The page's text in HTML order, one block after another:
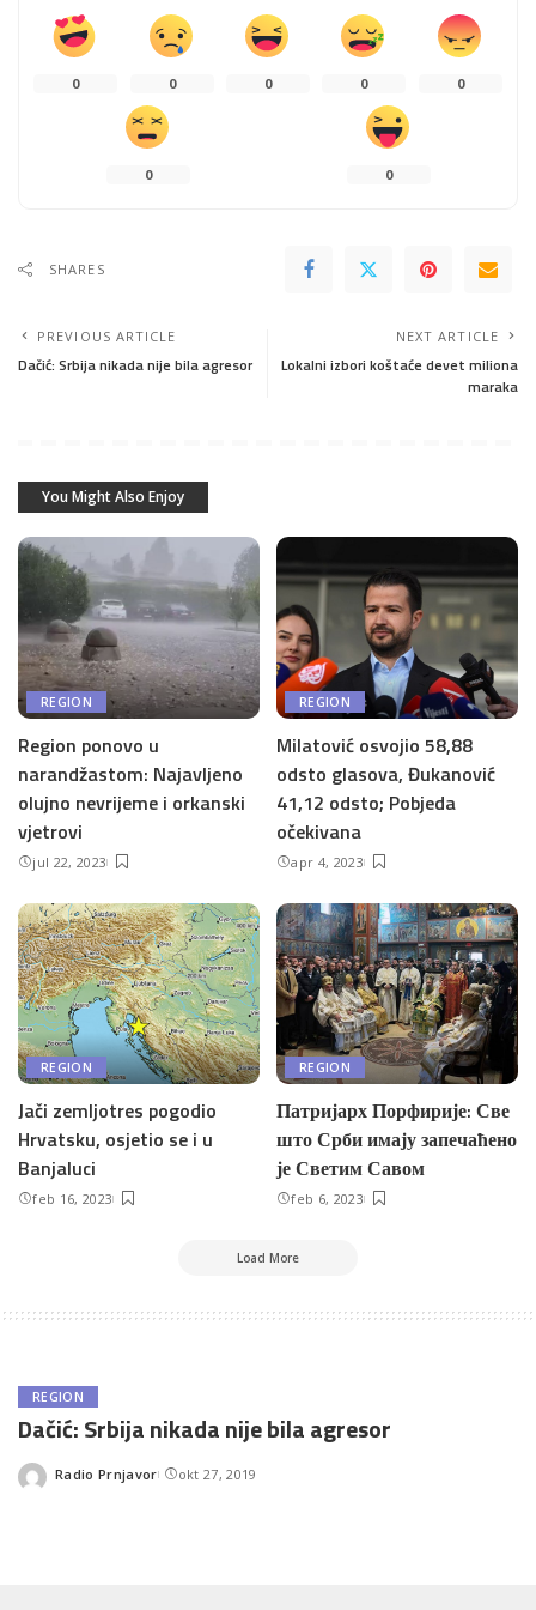
0 0 0 0 0
0 0
SHARES
PREVIOUS ARTICLE
Dačić: Srbija nikada nije bila agresor
NEXT ARTICLE
Lokalni izbori koštaće devet miliona
maraka
You Might Also Enjoy
REGION
Region ponovo u
narandžastom: Najavljeno
olujno nevrijeme i orkanski
vjetrovi
jul 22, 2023
REGION
Milatović osvojio 58,88
odsto glasova, Đukanović
41,12 odsto; Pobjeda
očekivana
apr 4, 2023
REGION
Jači zemljotres pogodio
Hrvatsku, osjetio se i u
Banjaluci
feb 16, 2023
REGION
Патријарх Порфирије: Све
што Срби имају запечаћено
је Светим Савом
feb 6, 2023
Load More
REGION
Dačić: Srbija nikada nije bila agresor
Posted
Radio Prnjavor okt 27, 2019